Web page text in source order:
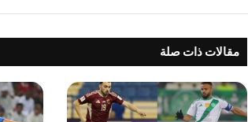
مقالات ذات صلة